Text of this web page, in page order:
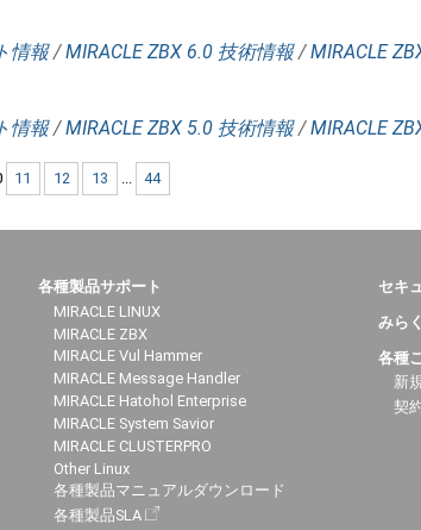
情報 /MIRACLE ZBX 6.0 技術情報 /MIRACLE
情報 /MIRACLE ZBX 5.0 技術情報 /MIRACLE
11 12 13 ... 44
各種製品サポート
MIRACLE LINUX
MIRACLE ZBX
MIRACLE Vul Hammer
MIRACLE Message Handler
MIRACLE Hatohol Enterprise
MIRACLE System Savior
MIRACLE CLUSTERPRO
Other Linux
各種製品マニュアルダウンロード
各種製品SLA
セキ
みら
各種
新
契